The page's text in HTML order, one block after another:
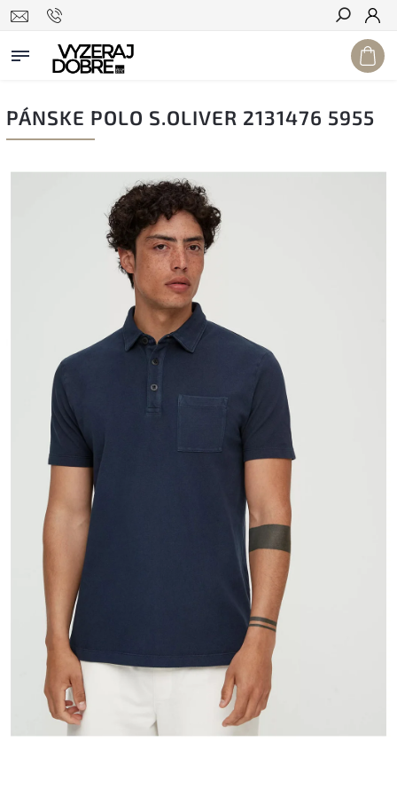
Hľadať
PÁNSKE POLO S.OLIVER 2131476 5955